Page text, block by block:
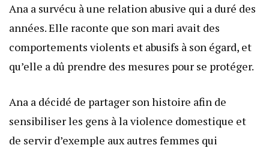
Ana a survécu à une relation abusive qui a duré des
années. Elle raconte que son mari avait des
comportements violents et abusifs à son égard, et
qu’elle a dû prendre des mesures pour se protéger.
Ana a décidé de partager son histoire afin de
sensibiliser les gens à la violence domestique et
de servir d’exemple aux autres femmes qui